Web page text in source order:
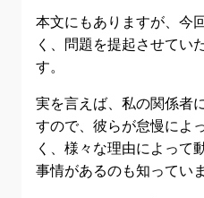
本文にもありますが、今
く、問題を提起させてい
す。
実を言えば、私の関係者
すので、彼らが怠慢によ
く、様々な理由によって
事情があるのも知ってい